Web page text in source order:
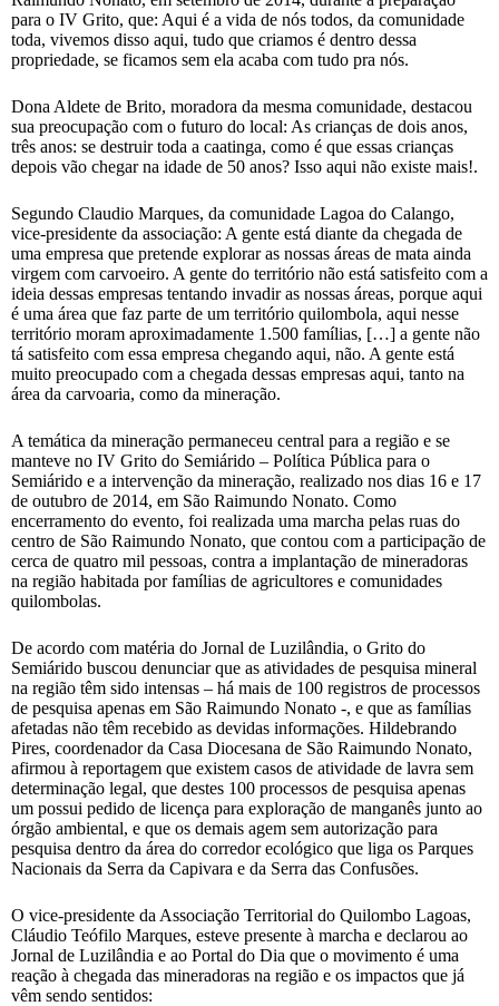
para o IV Grito, que: Aqui é a vida de nós todos, da comunidade
toda, vivemos disso aqui, tudo que criamos é dentro dessa
propriedade, se ficamos sem ela acaba com tudo pra nós.
Dona Aldete de Brito, moradora da mesma comunidade, destacou
sua preocupação com o futuro do local: As crianças de dois anos,
três anos: se destruir toda a caatinga, como é que essas crianças
depois vão chegar na idade de 50 anos? Isso aqui não existe mais!.
Segundo Claudio Marques, da comunidade Lagoa do Calango,
vice-presidente da associação: A gente está diante da chegada de
uma empresa que pretende explorar as nossas áreas de mata ainda
virgem com carvoeiro. A gente do território não está satisfeito com a
ideia dessas empresas tentando invadir as nossas áreas, porque aqui
é uma área que faz parte de um território quilombola, aqui nesse
território moram aproximadamente 1.500 famílias, […] a gente não
tá satisfeito com essa empresa chegando aqui, não. A gente está
muito preocupado com a chegada dessas empresas aqui, tanto na
área da carvoaria, como da mineração.
A temática da mineração permaneceu central para a região e se
manteve no IV Grito do Semiárido – Política Pública para o
Semiárido e a intervenção da mineração, realizado nos dias 16 e 17
de outubro de 2014, em São Raimundo Nonato. Como
encerramento do evento, foi realizada uma marcha pelas ruas do
centro de São Raimundo Nonato, que contou com a participação de
cerca de quatro mil pessoas, contra a implantação de mineradoras
na região habitada por famílias de agricultores e comunidades
quilombolas.
De acordo com matéria do Jornal de Luzilândia, o Grito do
Semiárido buscou denunciar que as atividades de pesquisa mineral
na região têm sido intensas – há mais de 100 registros de processos
de pesquisa apenas em São Raimundo Nonato -, e que as famílias
afetadas não têm recebido as devidas informações. Hildebrando
Pires, coordenador da Casa Diocesana de São Raimundo Nonato,
afirmou à reportagem que existem casos de atividade de lavra sem
determinação legal, que destes 100 processos de pesquisa apenas
um possui pedido de licença para exploração de manganês junto ao
órgão ambiental, e que os demais agem sem autorização para
pesquisa dentro da área do corredor ecológico que liga os Parques
Nacionais da Serra da Capivara e da Serra das Confusões.
O vice-presidente da Associação Territorial do Quilombo Lagoas,
Cláudio Teófilo Marques, esteve presente à marcha e declarou ao
Jornal de Luzilândia e ao Portal do Dia que o movimento é uma
reação à chegada das mineradoras na região e os impactos que já
vêm sendo sentidos: